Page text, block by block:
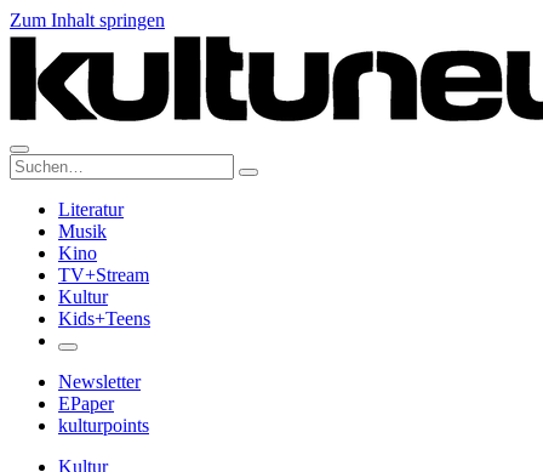
Zum Inhalt springen
Suche:
Literatur
Musik
Kino
TV+Stream
Kultur
Kids+Teens
Newsletter
EPaper
kulturpoints
Kultur